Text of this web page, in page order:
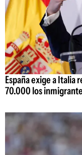
España exige a Italia
70.000 los